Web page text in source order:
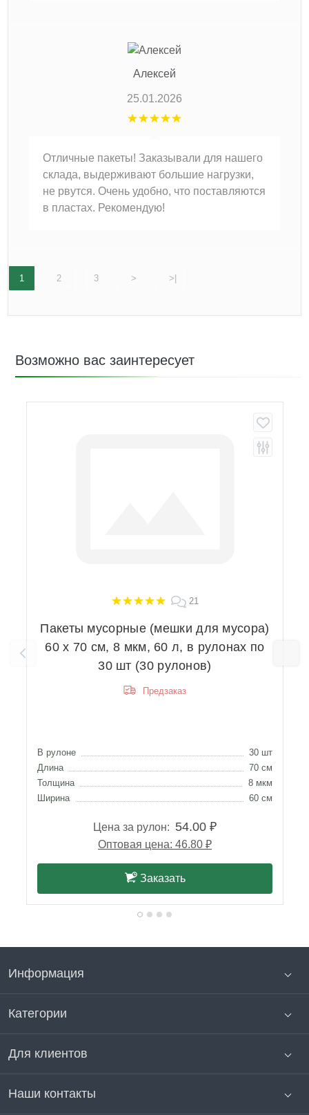
Алексей
25.01.2026
Отличные пакеты! Заказывали для нашего
склада, выдерживают большие нагрузки,
не рвутся. Очень удобно, что поставляются
в пластах. Рекомендую!
1 2 3 > >|
Возможно вас заинтересует
21
Пакеты мусорные (мешки для мусора)
60 х 70 см, 8 мкм, 60 л, в рулонах по
30 шт (30 рулонов)
Предзаказ
В рулоне
30 шт
Длина
70 см
Толщина
8 мкм
Ширина
60 см
Цена за рулон: 54.00 ₽
Оптовая цена: 46.80 ₽
Заказать
Информация
Категории
Для клиентов
Наши контакты